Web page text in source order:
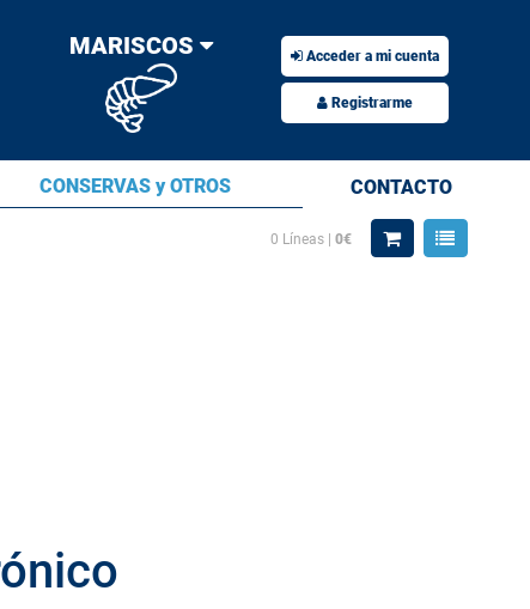
MARISCOS Acceder a mi cuenta
Registrarme
CONSERVAS y OTROS CONTACTO
0 Líneas | 0€